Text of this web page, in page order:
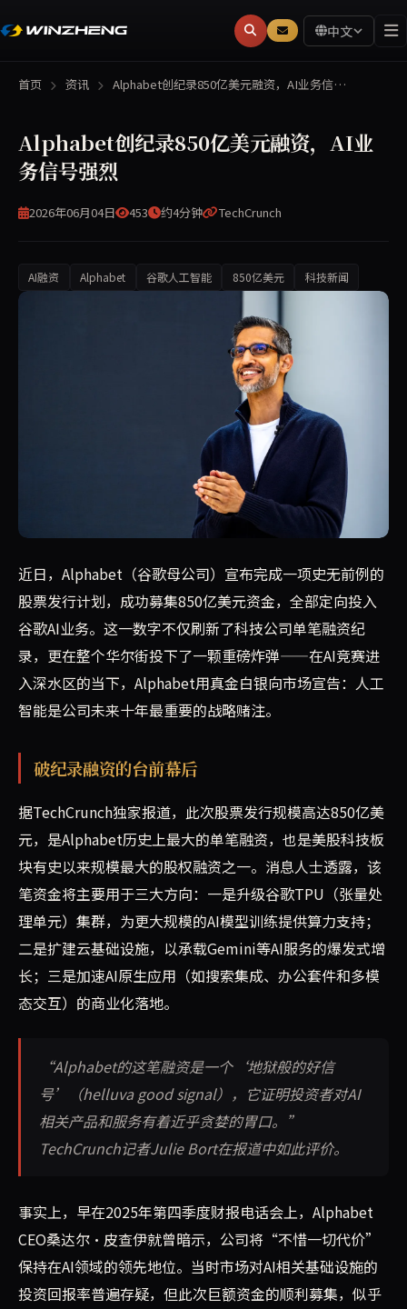
中文
首页 资讯 Alphabet创纪录850亿美元融资，AI业务信…
Alphabet创纪录850亿美元融资，AI业
务信号强烈
2026年06月04日 453 约4分钟 TechCrunch
AI融资 Alphabet 谷歌人工智能 850亿美元 科技新闻
Alphabet通过史上最大规模股票发行筹集850亿美元，专项
近日，Alphabet（谷歌母公司）宣布完成一项史无前例的
股票发行计划，成功募集850亿美元资金，全部定向投入
谷歌AI业务。这一数字不仅刷新了科技公司单笔融资纪
录，更在整个华尔街投下了一颗重磅炸弹——在AI竞赛进
入深水区的当下，Alphabet用真金白银向市场宣告：人工
智能是公司未来十年最重要的战略赌注。
破纪录融资的台前幕后
据TechCrunch独家报道，此次股票发行规模高达850亿美
元，是Alphabet历史上最大的单笔融资，也是美股科技板
块有史以来规模最大的股权融资之一。消息人士透露，该
笔资金将主要用于三大方向：一是升级谷歌TPU（张量处
理单元）集群，为更大规模的AI模型训练提供算力支持；
二是扩建云基础设施，以承载Gemini等AI服务的爆发式增
长；三是加速AI原生应用（如搜索集成、办公套件和多模
态交互）的商业化落地。
“Alphabet的这笔融资是一个‘地狱般的好信
号’（helluva good signal），它证明投资者对AI
相关产品和服务有着近乎贪婪的胃口。”
TechCrunch记者Julie Bort在报道中如此评价。
事实上，早在2025年第四季度财报电话会上，Alphabet
CEO桑达尔·皮查伊就曾暗示，公司将“不惜一切代价”
保持在AI领域的领先地位。当时市场对AI相关基础设施的
投资回报率普遍存疑，但此次巨额资金的顺利募集，似乎